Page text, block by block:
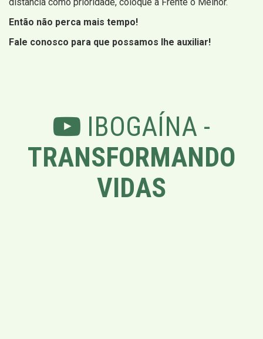
distancia como prioridade, coloque a Frente o Melhor.
Então não perca mais tempo!
Fale conosco para que possamos lhe auxiliar!
IBOGAÍNA -
TRANSFORMANDO
VIDAS